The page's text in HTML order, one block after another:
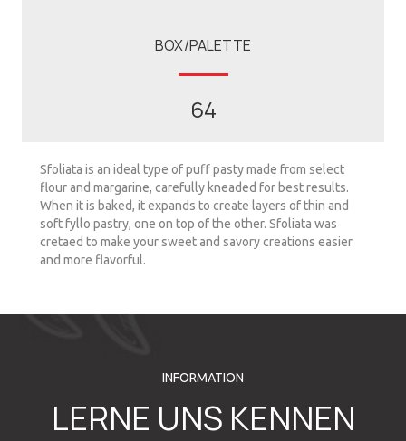
BOX/PALETTE
64
Sfoliata is an ideal type of puff pasty made from select
flour and margarine, carefully kneaded for best results.
When it is baked, it expands to create layers of thin and
soft fyllo pastry, one on top of the other. Sfoliata was
cretaed to make your sweet and savory creations easier
and more flavorful.
INFORMATION
LERNE UNS KENNEN